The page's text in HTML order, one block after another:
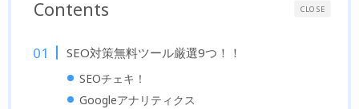
CLOSE
Contents
SEO対策無料ツール厳選9つ！！
SEOチェキ！
Googleアナリティクス